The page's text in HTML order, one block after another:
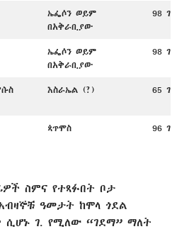
ኤፌሶን ወይም
በአቅራቢያው
98 ገ.
ኤፌሶን ወይም
በአቅራቢያው
98 ገ.
እስራኤል (?) 65 ገ.
ጳጥሞስ 96 ገ.
ስምና የተጻፉበት ቦታ
ዓመታት ከሞላ ጎደል
ገ. የሚለው “ገደማ” ማለት